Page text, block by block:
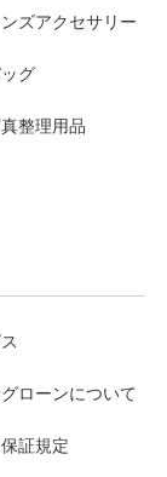
ンズアクセサリー
ッグ
真整理用品
ローンについて
証規定